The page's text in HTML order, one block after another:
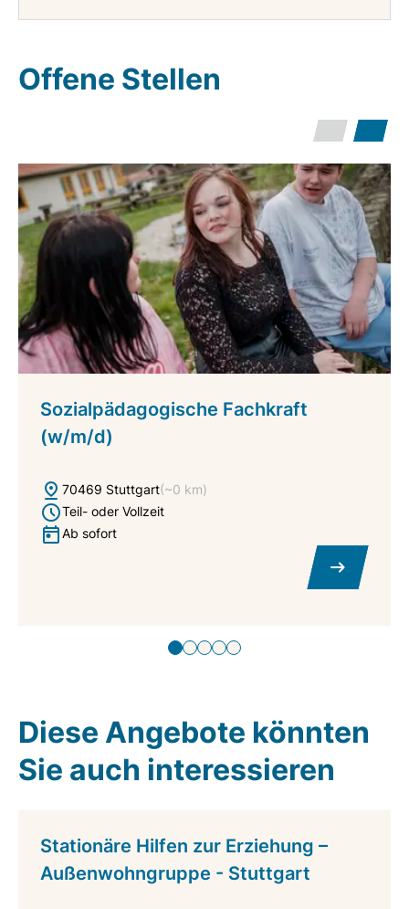
Offene Stellen
Sozialpädagogische Fachkraft
(w/m/d)
70469 Stuttgart(~0 km)
Teil- oder Vollzeit
Ab sofort
Diese Angebote könnten
Sie auch interessieren
Stationäre Hilfen zur Erziehung –
Außenwohngruppe - Stuttgart